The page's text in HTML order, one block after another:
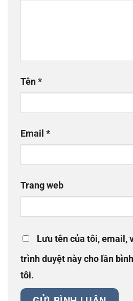
Tên*
Email *
Trang web
Lưu tên của tôi, email,
trình duyệt này cho lần
tôi.